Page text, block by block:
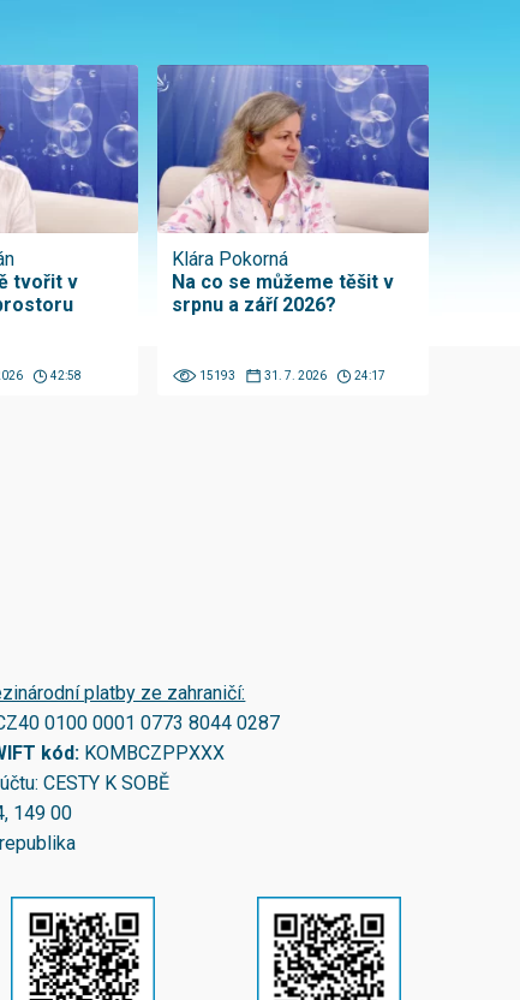
tvořit v
42:58
Klára Pokorná
Na co se můžeme těšit v
srpnu a září 2026?
15193 31. 7. 2026 24:17
platby ze zahraničí:
0100 0001 0773 8044 0287
kód: KOMBCZPPXXX
CESTY K SOBĚ
149 00